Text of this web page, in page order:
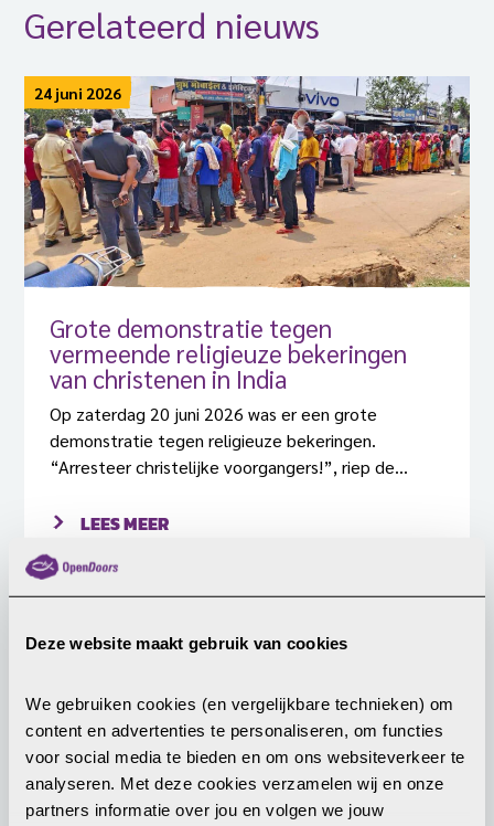
Deze website maakt gebruik van cookies
We gebruiken cookies (en vergelijkbare technieken) om
content en advertenties te personaliseren, om functies
voor social media te bieden en om ons websiteverkeer te
analyseren. Met deze cookies verzamelen wij en onze
partners informatie over jou en volgen we jouw
Gerelateerd nieuws
24 juni 2026
Grote demonstratie tegen
vermeende religieuze bekeringen
van christenen in India
Op zaterdag 20 juni 2026 was er een grote
demonstratie tegen religieuze bekeringen.
“Arresteer christelijke voorgangers!”, riep de
LEES MEER